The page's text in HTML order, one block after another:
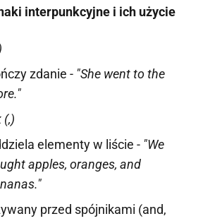
interpunkcyjne i ich użycie
zdanie - "She went to the
(,)
elementy w liście - "We
apples, oranges, and
przed spójnikami (and,